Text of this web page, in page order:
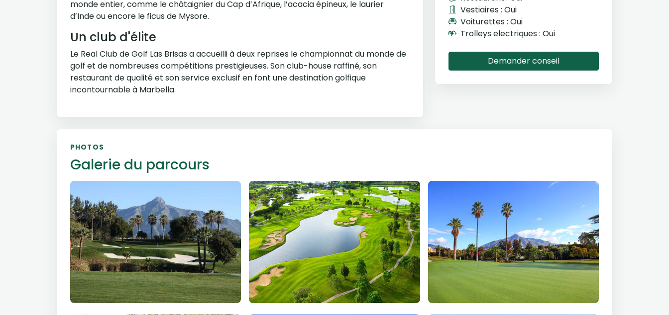
monde entier, comme le châtaignier du Cap d’Afrique, l’acacia épineux, le laurier
d’Inde ou encore le ficus de Mysore.
Un club d'élite
Le Real Club de Golf Las Brisas a accueilli à deux reprises le championnat du monde de
golf et de nombreuses compétitions prestigieuses. Son club-house raffiné, son
restaurant de qualité et son service exclusif en font une destination golfique
incontournable à Marbella.
Vestiaires : Oui
Voiturettes : Oui
Trolleys electriques : Oui
Demander conseil
PHOTOS
Galerie du parcours